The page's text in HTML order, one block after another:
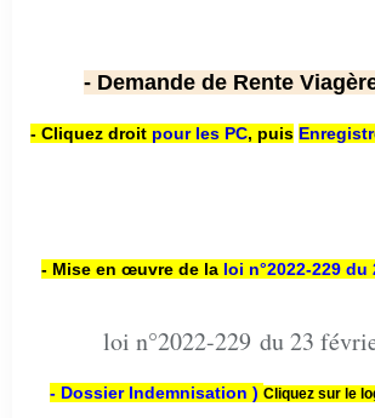
- Demande de Rente
- Cliquez droit pour les PC, puis
- Mise en œuvre de la loi n°2022-229 du
loi n°2022-229 du 23
- Dossier Indemnisation ) Cliquez sur le